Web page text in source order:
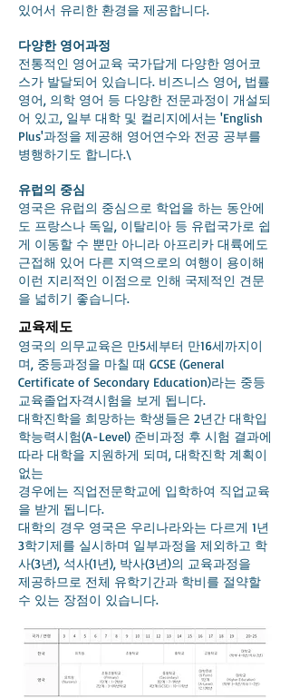
있어서 유리한 환경을 제공합니다.
다양한 영어과정
전통적인 영어교육 국가답게 다양한 영어코
스가 발달되어 있습니다. 비즈니스 영어, 법률
영어, 의학 영어 등 다양한 전문과정이 개설되
어 있고, 일부 대학 및 컬리지에서는 'English
Plus'과정을 제공해 영어연수와 전공 공부를
병행하기도 합니다.\
유럽의 중심
영국은 유럽의 중심으로 학업을 하는 동안에
도 프랑스나 독일, 이탈리아 등 유럽국가로 쉽
게 이동할 수 뿐만 아니라 아프리카 대륙에도
근접해 있어 다른 지역으로의 여행이 용이해
이런 지리적인 이점으로 인해 국제적인 견문
을 넓히기 좋습니다.
교육제도
영국의 의무교육은 만5세부터 만16세까지이
며, 중등과정을 마칠 때 GCSE (General
Certificate of Secondary Education)라는 중등
교육졸업자격시험을 보게 됩니다.
대학진학을 희망하는 학생들은 2년간 대학입
학능력시험(A-Level) 준비과정 후 시험 결과에
따라 대학을 지원하게 되며, 대학진학 계획이
없는
경우에는 직업전문학교에 입학하여 직업교육
을 받게 됩니다.
대학의 경우 영국은 우리나라와는 다르게 1년
3학기제를 실시하며 일부과정을 제외하고 학
사(3년), 석사(1년), 박사(3년)의 교육과정을
제공하므로 전체 유학기간과 학비를 절약할
수 있는 장점이 있습니다.